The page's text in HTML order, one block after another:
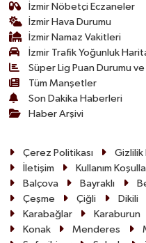
İzmir Nöbetçi Eczaneler
İzmir Hava Durumu
İzmir Namaz Vakitleri
İzmir Trafik Yoğunluk
Süper Lig Puan Durumu
Tüm Manşetler
Son Dakika Haberleri
Haber Arşivi
Çerez Politikası Gizlilik
İletişim
Kullanım
Balçova
Bayraklı
Çeşme
Çiğli Dikili
Karabağlar
Karaburun
Konak
Menderes